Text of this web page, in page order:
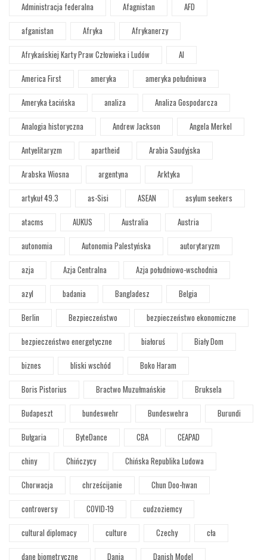
Administracja federalna
Afagnistan
AFD
afganistan
Afryka
Afrykanerzy
Afrykańskiej Karty Praw Człowieka i Ludów
AI
America First
ameryka
ameryka południowa
Ameryka Łacińska
analiza
Analiza Gospodarcza
Analogia historyczna
Andrew Jackson
Angela Merkel
Antyelitaryzm
apartheid
Arabia Saudyjska
Arabska Wiosna
argentyna
Arktyka
artykuł 49.3
as-Sisi ASEAN
asylum seekers
atacms
AUKUS Australia
Austria
autonomia
Autonomia Palestyńska
autorytaryzm
azja
Azja Centralna
Azja południowo-wschodnia
azyl
badania Bangladesz
Belgia
Berlin
Bezpieczeństwo
bezpieczeństwo ekonomiczne
bezpieczeństwo energetyczne
białoruś
Biały Dom
biznes
bliski wschód
Boko Haram
Boris Pistorius
Bractwo Muzułmańskie
Bruksela
Budapeszt
bundeswehr Bundeswehra
Burundi
Bułgaria
ByteDance CBA
CEAPAD
chiny
Chińczycy
Chińska Republika Ludowa
Chorwacja
chrześcijanie
Chun Doo-hwan
controversy
COVID-19
cudzoziemcy
cultural diplomacy
culture Czechy
cła
dane biometryczne
Dania Danish Model